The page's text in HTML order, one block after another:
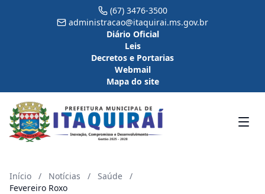
(67) 3476-3500
administracao@itaquirai.ms.gov.br
Diário Oficial
Leis
Decretos e Portarias
Webmail
Mapa do site
Início / Notícias / Saúde
/
Fevereiro Roxo